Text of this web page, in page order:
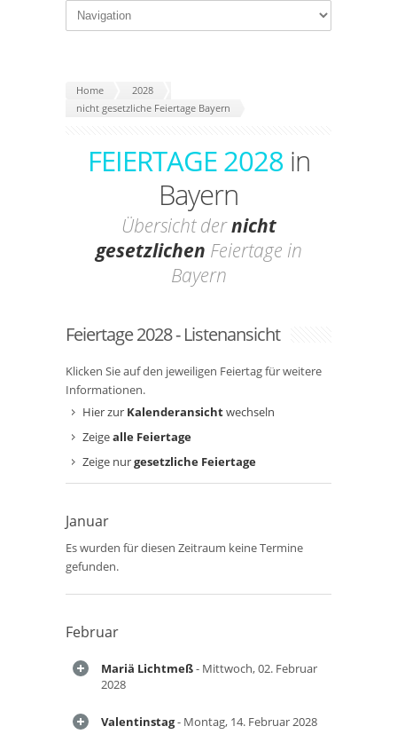
Home
2028
nicht gesetzliche Feiertage Bayern
FEIERTAGE 2028 in
Bayern
Übersicht dernicht
gesetzlichen Feiertage in
Bayern
Feiertage 2028 - Listenansicht
Klicken Sie auf den jeweiligen Feiertag für weitere
Informationen.
Hier zur Kalenderansichtwechseln
Zeigealle Feiertage
Zeige nurgesetzliche Feiertage
Januar
Es wurden für diesen Zeitraum keine Termine
gefunden.
Februar
Mariä Lichtmeß- Mittwoch, 02. Februar
2028
Valentinstag- Montag, 14. Februar 2028